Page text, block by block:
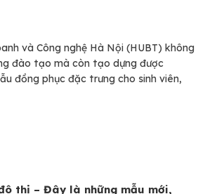
và Công nghệ Hà Nội (HUBT) không
đào tạo mà còn tạo dựng được
đồng phục đặc trưng cho sinh viên,
thị – Đây là những mẫu mới,